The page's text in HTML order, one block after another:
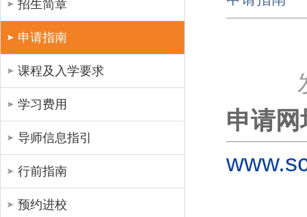
招生简章
申请指南
课程及入学要求
学习费用
导师信息指引
行前指南
预约进校
申请网